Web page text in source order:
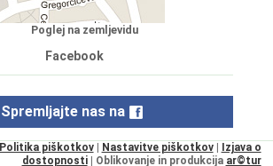
Poglej na zemljevidu
Facebook
Spremljajte nas na
Politika piškotkov| Nastavitve piškotkov|
Izjava o
dostopnosti| Oblikovanje in produkcija ar©tur